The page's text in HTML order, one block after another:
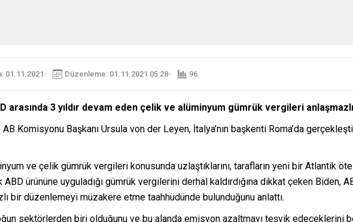
01.11.2021 Düzenleme: 01.11.2021 05:28 96
arasında 3 yıldır devam eden çelik ve alüminyum gümrük vergileri
Komisyonu Başkanı Ursula von der Leyen, İtalya’nın başkenti Roma’da
ve çelik gümrük vergileri konusunda uzlaştıklarını, tarafların yeni bir Atlantik
ABD ürününe uyguladığı gümrük vergilerini derhal kaldırdığına dikkat çeken Biden,
bir düzenlemeyi müzakere etme taahhüdünde bulunduğunu anlattı.
sektörlerden biri olduğunu ve bu alanda emisyon azaltmayı teşvik edeceklerini